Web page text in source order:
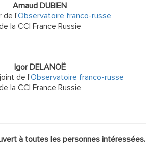
Arnaud DUBIEN
de l'Observatoire franco-russe
la CCI France Russie
Igor DELANOË
de l'Observatoire franco-russe
la CCI France Russie
à toutes les personnes intéressées.